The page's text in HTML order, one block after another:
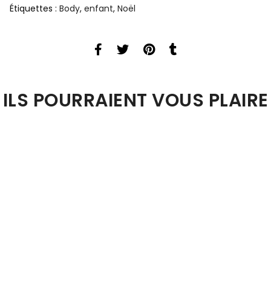
Étiquettes : Body, enfant, Noël
ILS POURRAIENT VOUS PLAIRE